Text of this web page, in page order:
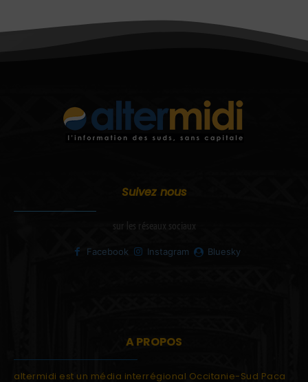
Suivez nous
sur les réseaux sociaux
Facebook Instagram Bluesky
A PROPOS
altermidi est un média interrégional Occitanie-Sud Paca